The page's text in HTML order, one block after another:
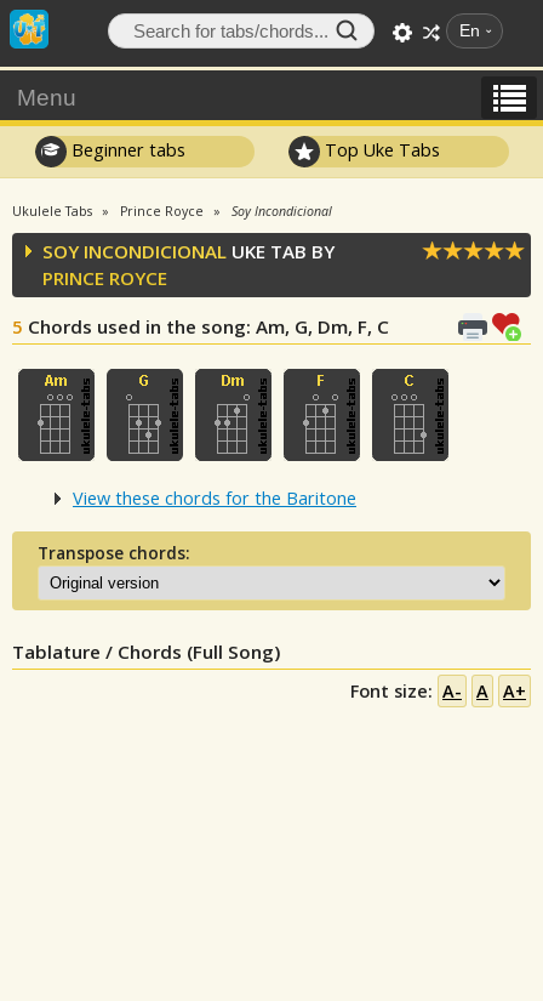
En
Menu
Beginner tabs Top Uke Tabs
Ukulele Tabs Prince Royce Soy Incondicional
SOY INCONDICIONAL UKE TAB BY
PRINCE ROYCE
5 Chords used in the song: Am, G, Dm, F, C
View these chords for the Baritone
Transpose chords:
Tablature / Chords (Full Song)
Font size: A- A A+